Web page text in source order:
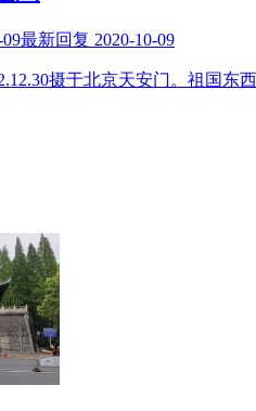
09最新回复 2020-10-09
摄于北京天安门。祖国东